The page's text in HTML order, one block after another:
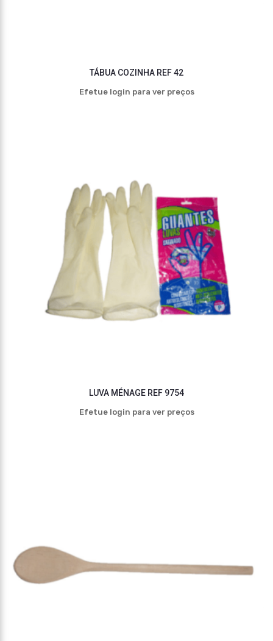
TÁBUA COZINHA REF 42
Efetue login para ver preços
LUVA MÉNAGE REF 9754
Efetue login para ver preços